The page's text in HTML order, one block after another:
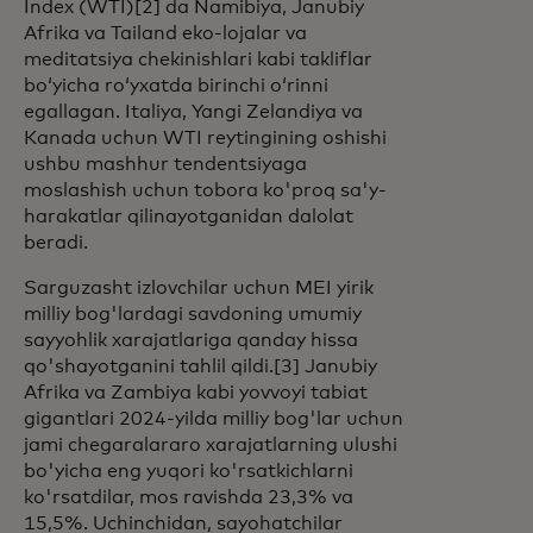
Index (WTI)[2] da Namibiya, Janubiy
Afrika va Tailand eko-lojalar va
meditatsiya chekinishlari kabi takliflar
boʻyicha roʻyxatda birinchi oʻrinni
egallagan. Italiya, Yangi Zelandiya va
Kanada uchun WTI reytingining oshishi
ushbu mashhur tendentsiyaga
moslashish uchun tobora ko'proq sa'y-
harakatlar qilinayotganidan dalolat
beradi.
Sarguzasht izlovchilar uchun MEI yirik
milliy bog'lardagi savdoning umumiy
sayyohlik xarajatlariga qanday hissa
qo'shayotganini tahlil qildi.[3] Janubiy
Afrika va Zambiya kabi yovvoyi tabiat
gigantlari 2024-yilda milliy bog'lar uchun
jami chegaralararo xarajatlarning ulushi
bo'yicha eng yuqori ko'rsatkichlarni
ko'rsatdilar, mos ravishda 23,3% va
15,5%. Uchinchidan, sayohatchilar